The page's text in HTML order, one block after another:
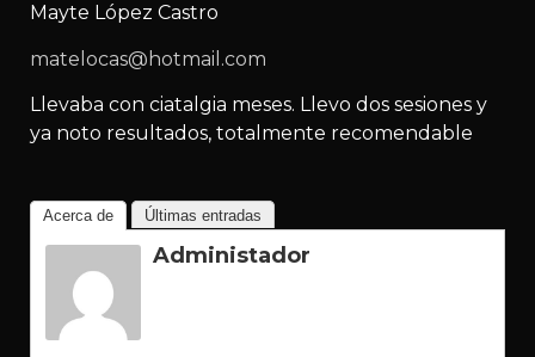
Mayte López Castro
matelocas@hotmail.com
Llevaba con ciatalgia meses. Llevo dos sesiones y
ya noto resultados, totalmente recomendable
Acerca de Últimas entradas
Administador